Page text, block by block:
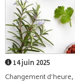
14 juin 2025
Changement